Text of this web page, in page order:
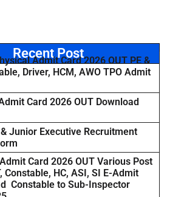
Recent Post
Admit Card 2026 OUT PE &
Driver, HCM, AWO TPO Admit
Card 2026 OUT Download
Junior Executive Recruitment
Card 2026 OUT Various Post
Constable, HC, ASI, SI E-Admit
Constable to Sub-Inspector